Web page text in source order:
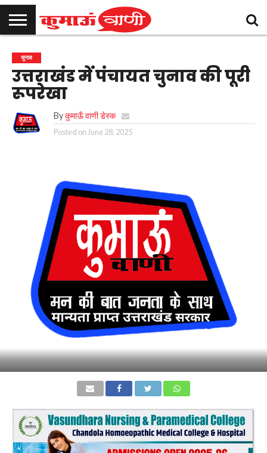
उत्तराखण्ड
राजनीति
मनोरंजन
क्राइम
खेल
समाचार
शिक्षा
स्वास्थ्य
धर्म-
संस्कृति
चुनाव
विज्ञापन
संपर्क
करें
चुनाव
उत्तराखंड में पंचायत चुनाव की पूरी
रूपरेखा
By कुमाऊँ वाणी डेस्क
Posted on June 28, 2025